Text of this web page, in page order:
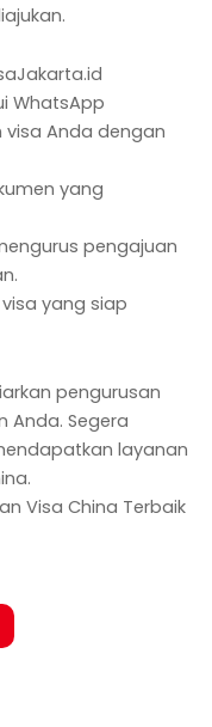
WhatsApp
visa Anda dengan
yang
pengajuan
yang siap
pengurusan
Anda. Segera
layanan
Visa China Terbaik